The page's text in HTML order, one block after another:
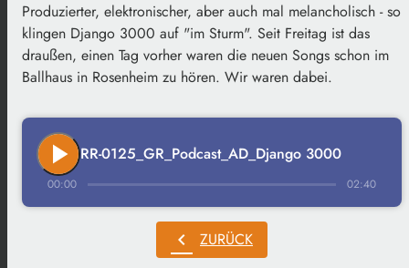
Produzierter, elektronischer, aber auch mal melancholisch - so
klingen Django 3000 auf "im Sturm". Seit Freitag ist das
draußen, einen Tag vorher waren die neuen Songs schon im
Ballhaus in Rosenheim zu hören. Wir waren dabei.
play_arrow RR-0125_GR_Podcast_AD_Django 3000
00:00 02:40
chevron_left ZURÜCK